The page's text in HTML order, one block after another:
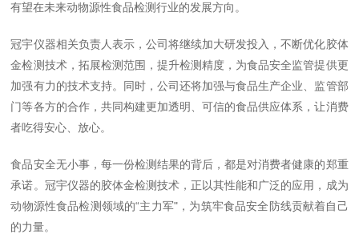
有望在未来动物源性食品检测行业的发展方向。
冠宇仪器相关负责人表示，公司将继续加大研发投入，不断优化胶体
金检测技术，拓展检测范围，提升检测精度，为食品安全监管提供更
加强有力的技术支持。同时，公司还将加强与食品生产企业、监管部
门等各方的合作，共同构建更加透明、可信的食品供应体系，让消费
者吃得安心、放心。
食品安全无小事，每一份检测结果的背后，都是对消费者健康的郑重
承诺。冠宇仪器的胶体金检测技术，正以其性能和广泛的应用，成为
动物源性食品检测领域的“主力军"，为筑牢食品安全防线贡献着自己
的力量。